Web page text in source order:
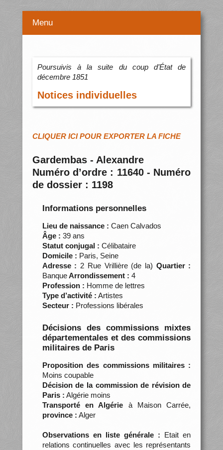
Menu
Poursuivis à la suite du coup d’État de
décembre 1851
Notices individuelles
CLIQUER ICI POUR EXPORTER LA FICHE
Gardembas - Alexandre
Numéro d’ordre : 11640 - Numéro
de dossier : 1198
Informations personnelles
Lieu de naissance : Caen Calvados
Âge : 39 ans
Statut conjugal : Célibataire
Domicile : Paris, Seine
Adresse : 2 Rue Vrillière (de la) Quartier :
BanqueArrondissement : 4
Profession : Homme de lettres
Type d’activité : Artistes
Secteur : Professions libérales
Décisions des commissions mixtes
départementales et des commissions
militaires de Paris
Proposition des commissions militaires :
Moins coupable
Décision de la commission de révision de
Paris : Algérie moins
Transporté en Algérie à Maison Carrée,
province : Alger
Observations en liste générale : Etait en
relations continuelles avec les représentants